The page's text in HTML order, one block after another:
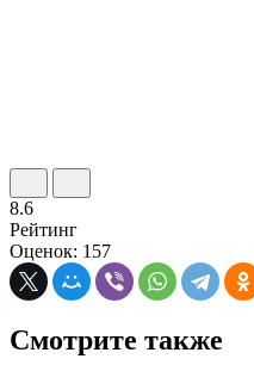
8.6
Рейтинг
Оценок: 157
Смотрите также